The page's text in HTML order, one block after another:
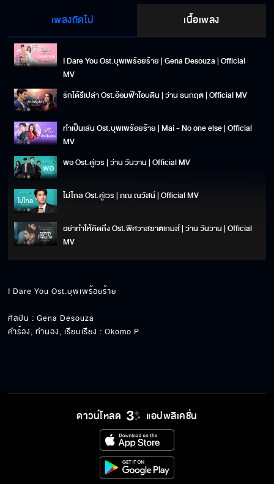
เพลงถัดไป เนื้อเพลง
I Dare You Ost.บุพเพร้อยร้าย | Gena Desouza | Official
MV
รักได้รึเปล่า Ost.อ้อมฟ้าโอบดิน | ว่าน ธนกฤต | Official MV
ทำเป็นเล่น Ost.บุพเพร้อยร้าย | Mai - No one else | Official
MV
พอ Ost.คู่เวร | ว่าน วันวาน | Official MV
ไม่ไกล Ost.คู่เวร | ภณ ณวัสน์ | Official MV
อย่าทำให้คิดถึง Ost.พิศวาสฆาตเกมส์ | ว่าน วันวาน | Official
MV
คือเธอ Ost.คือเธอ | เลอทัศน์ เกตุสุข (โต Mirrr) | Official MV
Record Ost.คือเธอ | Sammii | Official MV
I Dare You Ost.บุพเพร้อยร้าย
ศิลปิน : Gena Desouza
คำร้อง, ทำนอง, เรียบเรียง : Okomo P
ดาวน์โหลด แอปพลิเคชั่น